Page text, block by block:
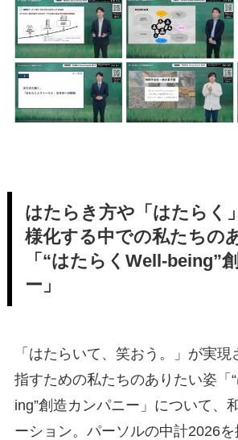
はたらき方や「はたらく
様化する中での私たちの
「“はたらくWell-being”
ー」
「はたらいて、笑おう。」が実現
指すための私たちのありたい姿「
ing”創造カンパニー」について、
ーション。パーソルの中計2026を